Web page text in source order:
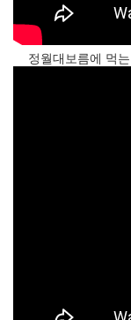
정월대보름에 먹